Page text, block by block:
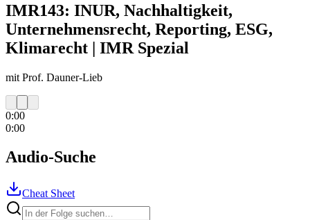
IMR143: INUR, Nachhaltigkeit,
Unternehmensrecht, Reporting, ESG,
Klimarecht | IMR Spezial
mit Prof. Dauner-Lieb
0:00
0:00
Audio-Suche
Cheat Sheet